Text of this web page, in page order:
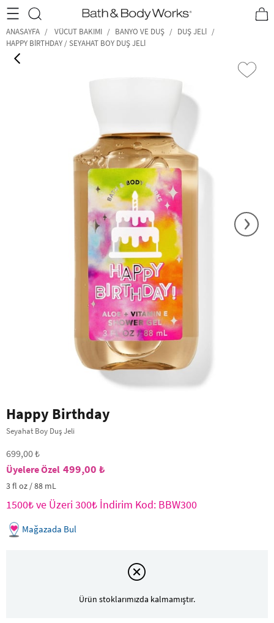
•2200₺ ve Üzeri Kargo Ücretsiz!• *Promosyon Detayları
ANASAYFA VÜCUT BAKIMI BANYO VE DUŞ
DUŞ JELI
HAPPY BIRTHDAY / SEYAHAT BOY DUŞ JELI
›
Happy Birthday
Seyahat Boy Duş Jeli
699,00 ₺
499,00 ₺
3 fl oz / 88 mL
1500₺ ve Üzeri 300₺ İndirim Kod: BBW300
Mağazada Bul
Ürün stoklarımızda kalmamıştır.